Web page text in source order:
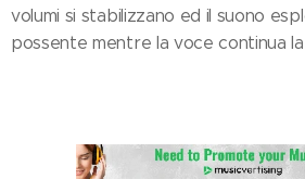
volumi si stabilizzano ed il suono
possente mentre la voce continua